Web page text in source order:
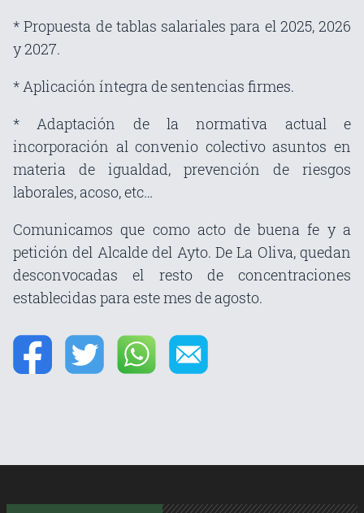
* Propuesta de tablas salariales para el 2025, 2026
y 2027.
* Aplicación íntegra de sentencias firmes.
* Adaptación de la normativa actual e
incorporación al convenio colectivo asuntos en
materia de igualdad, prevención de riesgos
laborales, acoso, etc…
Comunicamos que como acto de buena fe y a
petición del Alcalde del Ayto. De La Oliva, quedan
desconvocadas el resto de concentraciones
establecidas para este mes de agosto.